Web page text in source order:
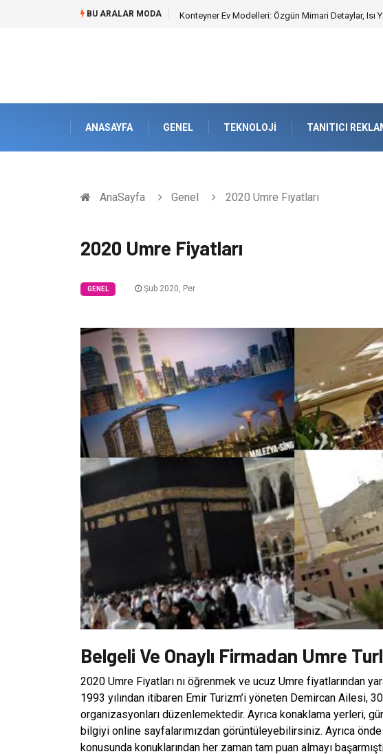
BU ARALAR MODA Konteyner Ev Modelleri: Özgün Mimari Detaylar, Isı
ANASAYFA GENEL TEKNOLOJI TANITICI
AnaSayfa Genel 2020 Umre Fiyatları
2020 Umre Fiyatları
GENEL Şub 2020, Per
Belgeli Ve Onaylı Firmadan Umre
2020 Umre Fiyatları nı öğrenmek ve ucuz Umre fiyatlarından
1993 yılından itibaren Emir Turizm’i yöneten Demircan Ailesi,
organizasyonları düzenlemektedir. Ayrıca konaklama yerleri,
bilgiyi online sayfalarımızdan görüntüleyebilirsiniz. Ayrıca
konusunda konuklarından her zaman tam puan almayı